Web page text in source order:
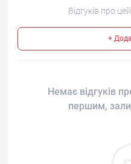
Відгуків про
+
Немає відгуків
першим,